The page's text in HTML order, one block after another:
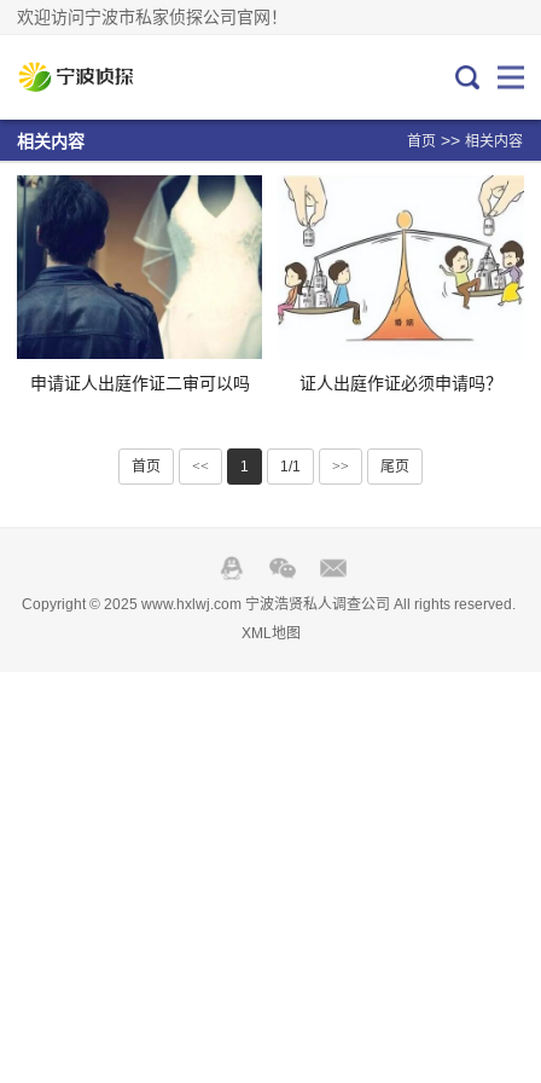
欢迎访问宁波市私家侦探公司官网！
首页 >> 相关内容
相关内容
申请证人出庭作证二审可以吗 证人出庭作证必须申请吗？
首页 << 1 1/1 >> 尾页
Copyright © 2025 www.hxlwj.com 宁波浩贤私人调查公司 All rights reserved.
XML地图